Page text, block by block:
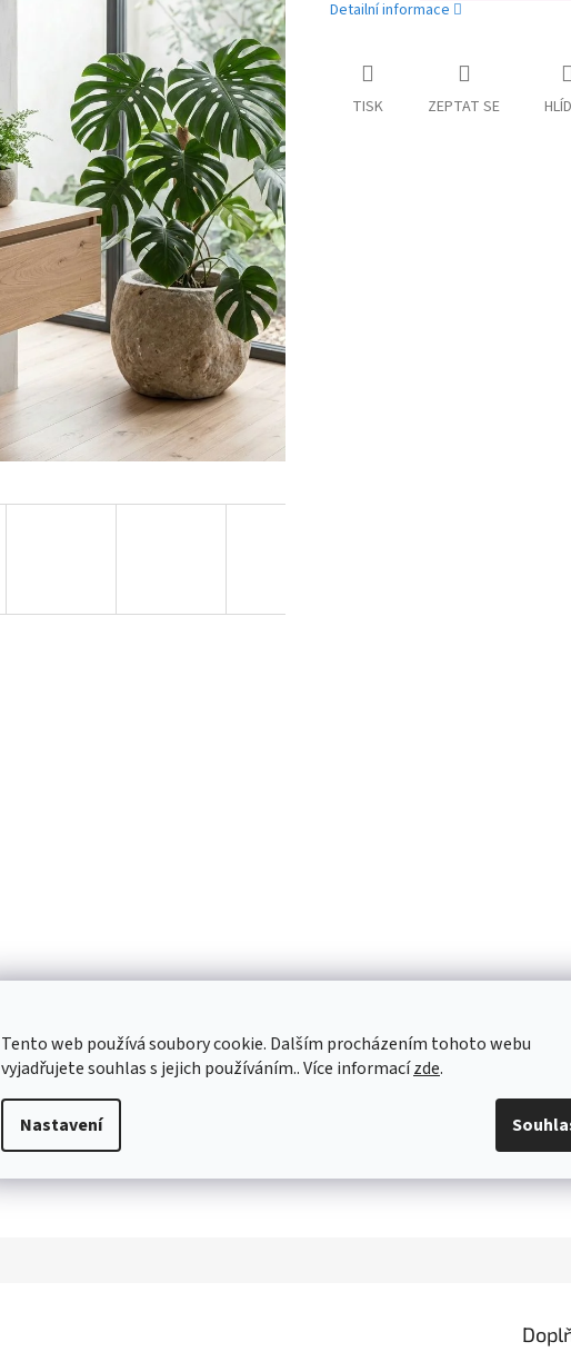
Tento web používá soubory cookie. Dalším procházením tohoto webu
vyjadřujete souhlas s jejich používáním.. Více informacízde.
Nastavení
Detailní informace
TISK ZEPTAT SE